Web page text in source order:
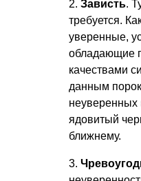
2. Зависть.
требуется.
уверенные,
обладающие
качествами
данным
неуверенных
ядовитый
ближнему.
3.